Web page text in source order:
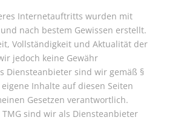
Internetauftritts wurden mit
nach bestem Gewissen erstellt.
Vollständigkeit und Aktualität der
jedoch keine Gewähr
Diensteanbieter sind wir gemäß §
Inhalte auf diesen Seiten
Gesetzen verantwortlich.
TMG sind wir als Diensteanbieter